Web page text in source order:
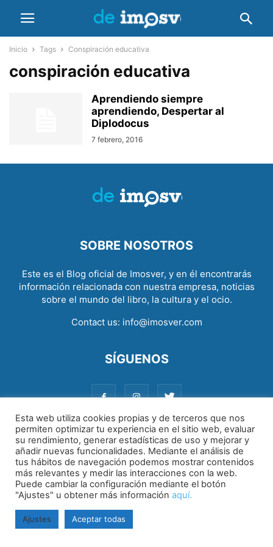
Inicio Tags Conspiración educativa
conspiración educativa
Aprendiendo siempre
aprendiendo, Despertar al
Diplodocus
7 febrero, 2016
SOBRE NOSOTROS
Este es el Blog oficial de Imosver, y en él encontrarás
información relacionada con nuestra empresa, noticias
sobre el mundo del libro, la cultura y el ocio.
Contact us: info@imosver.com
SÍGUENOS
Aviso legal|Política de cookies|Política de privacidad
Esta web utiliza cookies propias y de terceros que nos
permiten optimizar tu experiencia en el sitio web, evaluar
su rendimiento, generar estadísticas de uso y mejorar y
añadir nuevas funcionalidades. Mediante el análisis de
tus hábitos de navegación podemos mostrar contenidos
más relevantes y medir las interacciones con la web.
Puede cambiar la configuración mediante el botón
"Ajustes" u obtener más información aquí.
Ajustes Aceptar todas